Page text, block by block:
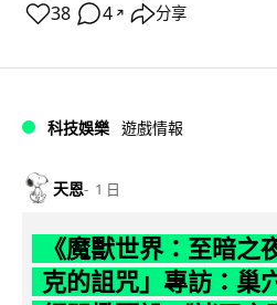
38 4 ↗ 分享
科技娛樂 遊戲情報
天恩 1 日
《魔獸世界：至暗之
克的詛咒」專訪：巢